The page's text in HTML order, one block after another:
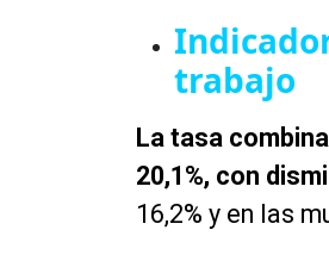
trabajo
La tasa
20,1%, con
16,2% y en las